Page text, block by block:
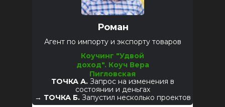
Агент по импорту и экспорту товаров
Коучинг "Удвой
доход". Коуч Вера
Пигловская
Роман
ТОЧКА А.Запрос на изменения в
состоянии и деньгах
→ ТОЧКА Б.Запустил несколько проектов